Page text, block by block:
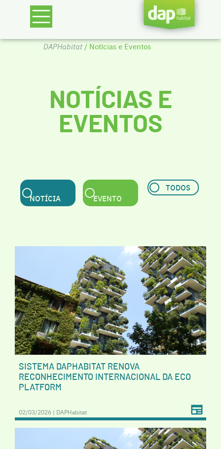
DAPHabitat/ Notícias e Eventos
NOTÍCIAS E
EVENTOS
NOTÍCIA EVENTO
TODOS
SISTEMA DAPHABITAT RENOVA
RECONHECIMENTO INTERNACIONAL DA ECO
PLATFORM
02/03/2026 | DAPHabitat